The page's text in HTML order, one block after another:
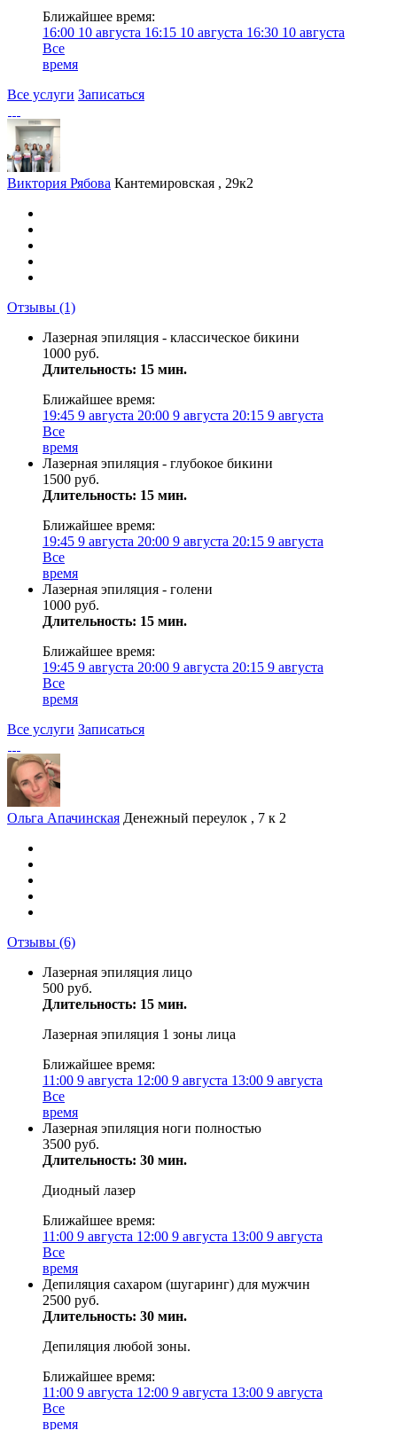
Ближайшее время:
16:00 10 августа 16:15 10 августа 16:30 10 августа
Все
время
Все услуги Записаться
Виктория Рябова Кантемировская , 29к2
Отзывы (1)
Лазерная эпиляция - классическое бикини
1000 руб.
Длительность: 15 мин.
Ближайшее время:
19:45 9 августа 20:00 9 августа 20:15 9 августа
Все
время
Лазерная эпиляция - глубокое бикини
1500 руб.
Длительность: 15 мин.
Ближайшее время:
19:45 9 августа 20:00 9 августа 20:15 9 августа
Все
время
Лазерная эпиляция - голени
1000 руб.
Длительность: 15 мин.
Ближайшее время:
19:45 9 августа 20:00 9 августа 20:15 9 августа
Все
время
Все услуги Записаться
Ольга Апачинская Денежный переулок , 7 к 2
Отзывы (6)
Лазерная эпиляция лицо
500 руб.
Длительность: 15 мин.
Лазерная эпиляция 1 зоны лица
Ближайшее время:
11:00 9 августа 12:00 9 августа 13:00 9 августа
Все
время
Лазерная эпиляция ноги полностью
3500 руб.
Длительность: 30 мин.
Диодный лазер
Ближайшее время:
11:00 9 августа 12:00 9 августа 13:00 9 августа
Все
время
Депиляция сахаром (шугаринг) для мужчин
2500 руб.
Длительность: 30 мин.
Депиляция любой зоны.
Ближайшее время:
11:00 9 августа 12:00 9 августа 13:00 9 августа
Все
время